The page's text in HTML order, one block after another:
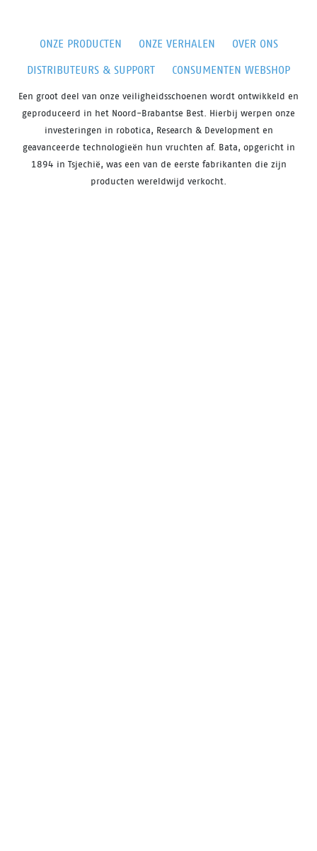
ONZE PRODUCTEN ONZE VERHALEN
OVER ONS
DISTRIBUTEURS & SUPPORT
CONSUMENTEN WEBSHOP
Een groot deel van onze veiligheidsschoenen wordt ontwikkeld en
geproduceerd in het Noord-Brabantse Best. Hierbij werpen onze
investeringen in robotica, Research & Development en
geavanceerde technologieën hun vruchten af. Bata, opgericht in
1894 in Tsjechië, was een van de eerste fabrikanten die zijn
producten wereldwijd verkocht.